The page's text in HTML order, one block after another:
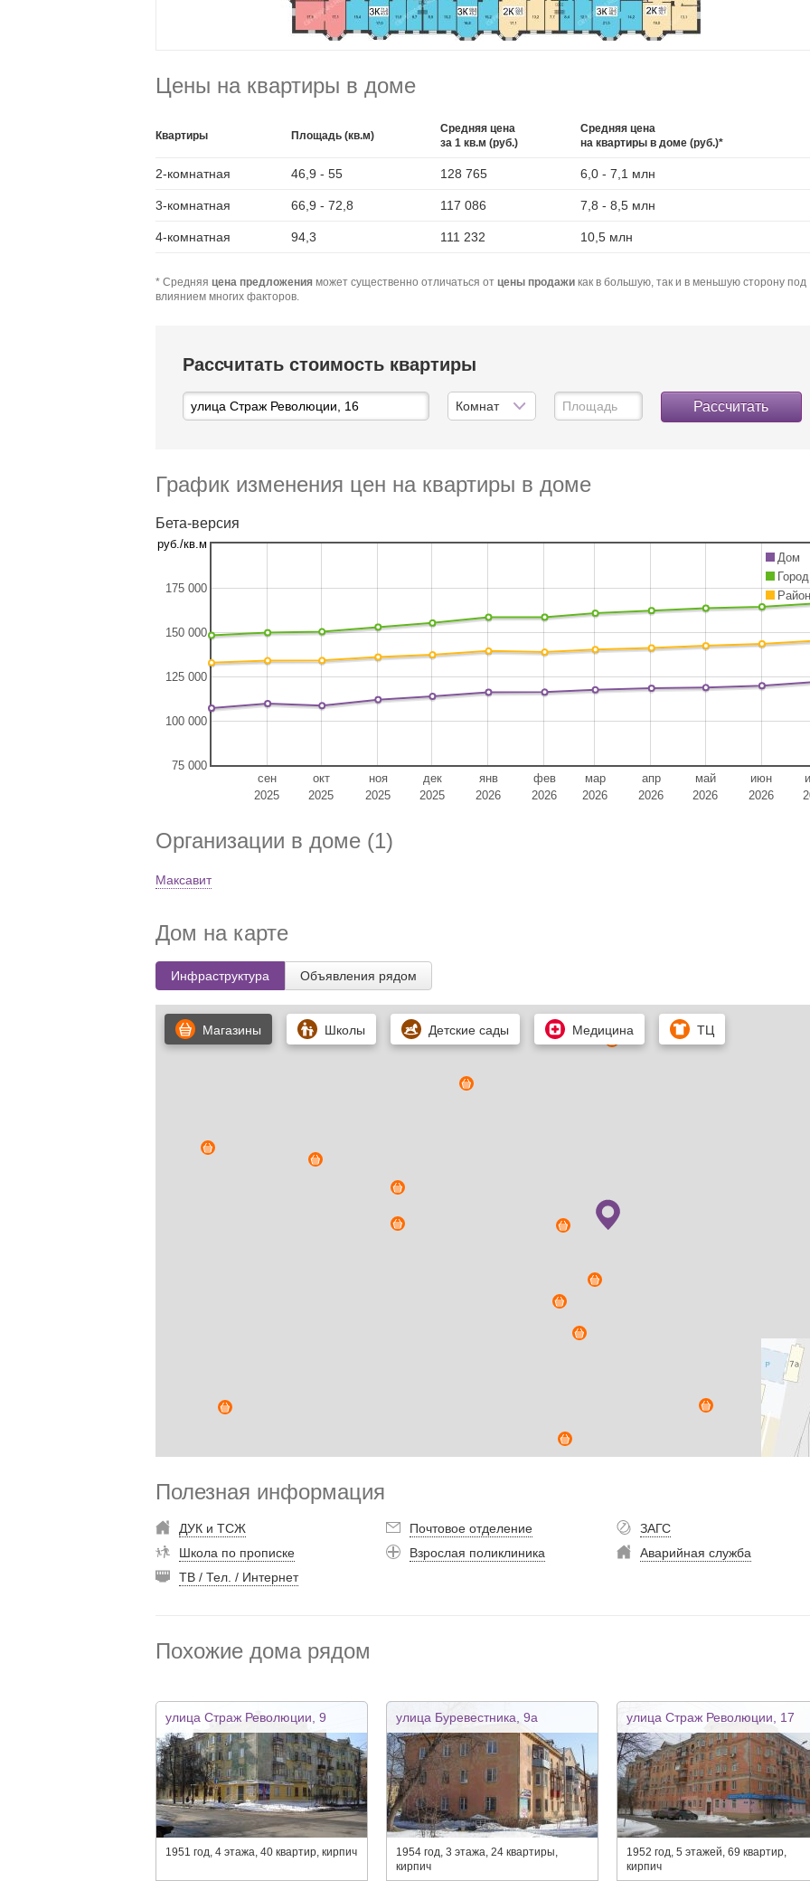
Цены на квартиры в доме
Квартиры Площадь (кв.м)
Средняя цена
за 1 кв.м (руб.)
Средняя цена
на квартиры в доме (руб.)*
2-комнатная 46,9 - 55 128 765 6,0 - 7,1 млн
3-комнатная 66,9 - 72,8 117 086 7,8 - 8,5 млн
4-комнатная 94,3 111 232 10,5 млн
* Средняя цена предложения может существенно отличаться от цены продажи как в большую, так и в меньшую сторону под
влиянием многих факторов.
Рассчитать стоимость квартиры
Рассчитать
График изменения цен на квартиры в доме
Бета-версия
сен
2025
окт
2025
ноя
2025
дек
2025
янв
2026
фев
2026
мар
2026
апр
2026
май
2026
июн
2026
75 000
100 000
125 000
150 000
175 000
руб./кв.м
Дом
Город
Район
Организации в доме (1)
Максавит
Дом на карте
Инфраструктура Объявления рядом
Магазины Школы Детские сады Медицина ТЦ
Полезная информация
ДУК и ТСЖ Почтовое отделение
ЗАГС
Школа по прописке
Взрослая поликлиника
Аварийная служба
ТВ / Тел. / Интернет
Похожие дома рядом
улица Страж Революции, 9
1951 год, 4 этажа, 40 квартир, кирпич
улица Буревестника, 9а
1954 год, 3 этажа, 24 квартиры,
кирпич
улица Страж Революции, 17
1952 год, 5 этажей, 69 квартир,
кирпич